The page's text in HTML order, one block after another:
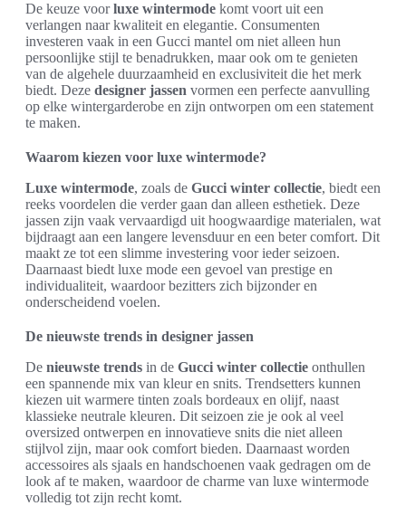
De keuze voorluxe wintermode komt voort uit een
verlangen naar kwaliteit en elegantie. Consumenten
investeren vaak in een Gucci mantel om niet alleen hun
persoonlijke stijl te benadrukken, maar ook om te genieten
van de algehele duurzaamheid en exclusiviteit die het merk
biedt. Deze designer jassen vormen een perfecte aanvulling
op elke wintergarderobe en zijn ontworpen om een statement
te maken.
Waarom kiezen voor luxe wintermode?
Luxe wintermode, zoals de Gucci winter collectie, biedt een
reeks voordelen die verder gaan dan alleen esthetiek. Deze
jassen zijn vaak vervaardigd uit hoogwaardige materialen, wat
bijdraagt aan een langere levensduur en een beter comfort. Dit
maakt ze tot een slimme investering voor ieder seizoen.
Daarnaast biedt luxe mode een gevoel van prestige en
individualiteit, waardoor bezitters zich bijzonder en
onderscheidend voelen.
De nieuwste trends in designer jassen
De nieuwste trends in de Gucci winter collectie onthullen
een spannende mix van kleur en snits. Trendsetters kunnen
kiezen uit warmere tinten zoals bordeaux en olijf, naast
klassieke neutrale kleuren. Dit seizoen zie je ook al veel
oversized ontwerpen en innovatieve snits die niet alleen
stijlvol zijn, maar ook comfort bieden. Daarnaast worden
accessoires als sjaals en handschoenen vaak gedragen om de
look af te maken, waardoor de charme van luxe wintermode
volledig tot zijn recht komt.